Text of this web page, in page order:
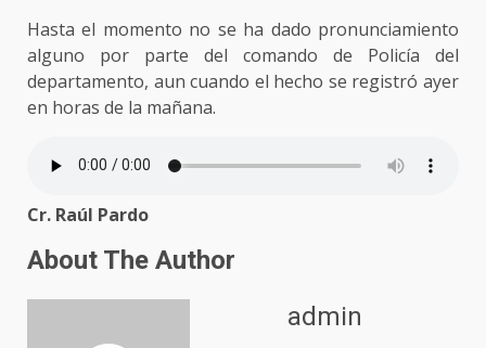
Hasta el momento no se ha dado pronunciamiento
alguno por parte del comando de Policía del
departamento, aun cuando el hecho se registró ayer
en horas de la mañana.
Cr. Raúl Pardo
About The Author
admin